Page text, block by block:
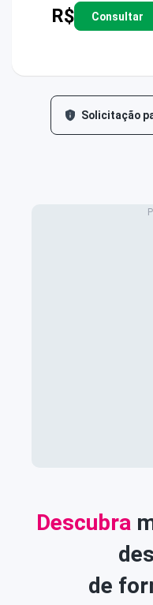
R$ Consultar
Solicitação
Descubra
de